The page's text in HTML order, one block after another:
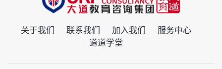
关于我们 联系我们 加入我们
服务中心
道道学堂